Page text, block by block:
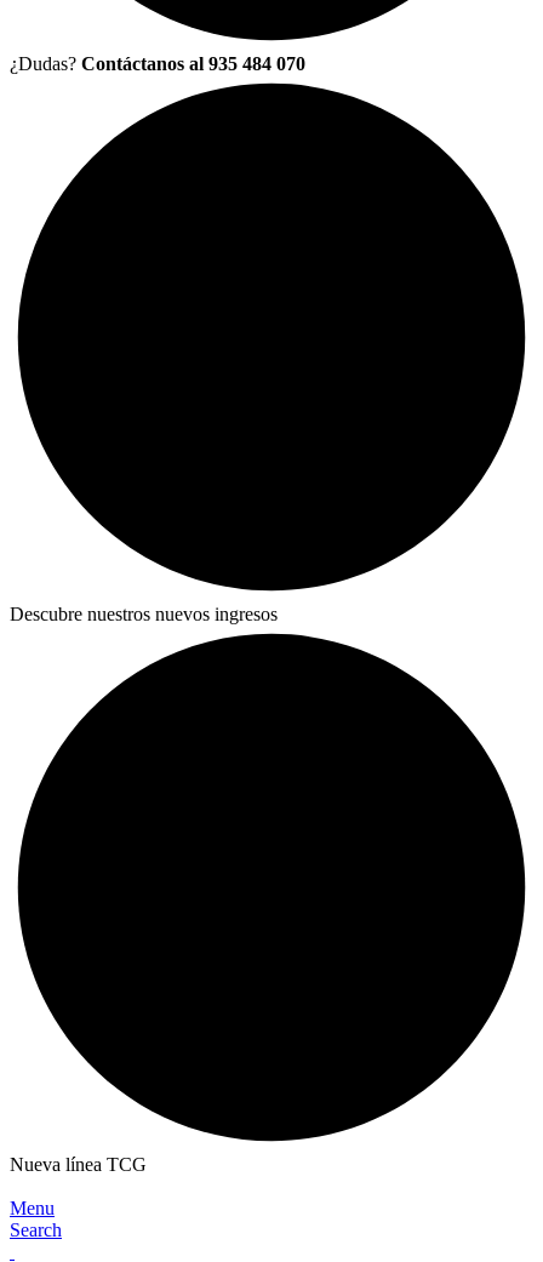
¿Dudas? Contáctanos al 935 484 070
Descubre nuestros nuevos ingresos
Nueva línea TCG
Menu
Search